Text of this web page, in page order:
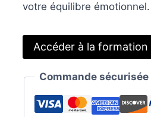
votre équilibre émotionnel.
Accéder à la
Commande